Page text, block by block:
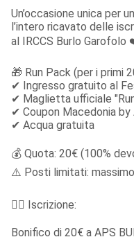
Un’occasione unica per
l’intero ricavato delle
al IRCCS Burlo Garofolo
🎁 Run Pack (per i primi
✔ Ingresso gratuito al
✔ Maglietta ufficiale
✔ Coupon Macedonia
✔ Acqua gratuita
💰 Quota: 20€ (100%
⚠️ Posti limitati:
✍🏻 Iscrizione:
Bonifico di 20€ a APS